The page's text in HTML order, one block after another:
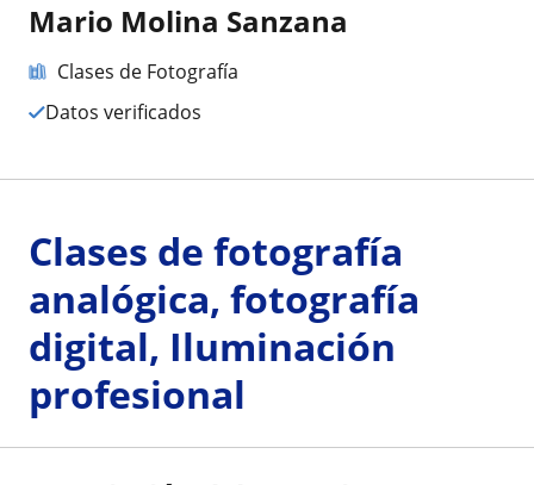
Mario Molina Sanzana
Clases de Fotografía
Datos verificados
Clases de fotografía
analógica, fotografía
digital, Iluminación
profesional